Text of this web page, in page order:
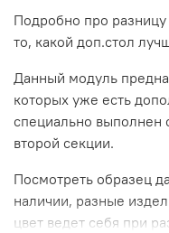
Подробно про
то, какой доп.стол
Данный модуль
которых уже есть
специально выполнен
второй секции.
Посмотреть образец
наличии, разные
цвет ведет себя при